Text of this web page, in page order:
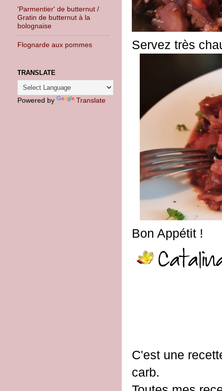
Servez très
Bon Appétit !
C'est une
carb.
'Parmentier' de butternut /
Gratin de butternut à la
bolognaise
Flognarde aux pommes
TRANSLATE
Powered by Translate